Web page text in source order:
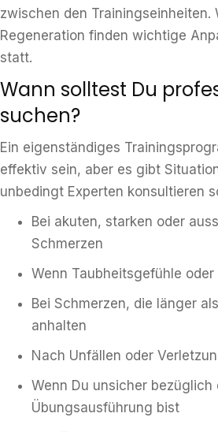
zwischen den Trainingseinheiten.
Regeneration finden wichtige
statt.
Wann solltest Du
suchen?
Ein eigenständiges
effektiv sein, aber es gibt
unbedingt Experten konsultieren
Bei akuten, starken oder
Schmerzen
Wenn Taubheitsgefühle
Bei Schmerzen, die länger
anhalten
Nach Unfällen oder
Wenn Du unsicher bezüglich
Übungsausführung bist